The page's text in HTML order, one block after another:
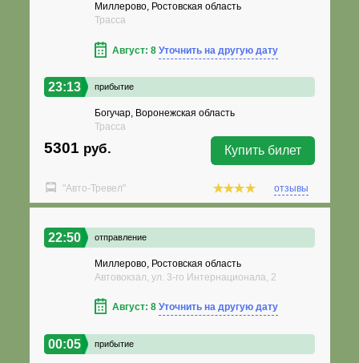
Миллерово, Ростовская область
Трасса
Август: 8 Уточнить на другую дату
23:13 прибытие
Богучар, Воронежская область
Трасса
5301 руб. Купить билет
"Авто-Тревел" отзывы
22:50 отправление
Миллерово, Ростовская область
Автовокзал, ул. 3-го Интернационала, 2
Август: 8 Уточнить на другую дату
00:05 прибытие